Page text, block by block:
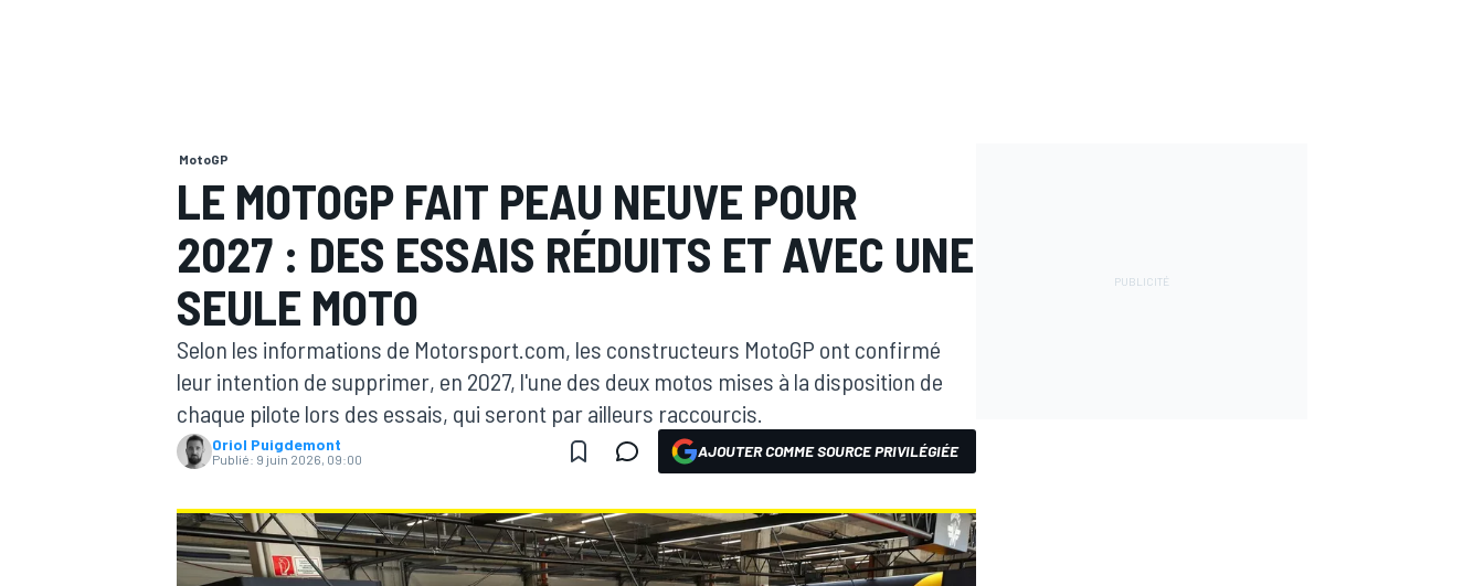
MOTOGP
WRC
MotoGP
LE MOTOGP FAIT PEAU NEUVE POUR
2027 : DES ESSAIS RÉDUITS ET AVEC UNE
SEULE MOTO
Selon les informations de Motorsport.com, les constructeurs MotoGP ont confirmé
leur intention de supprimer, en 2027, l'une des deux motos mises à la disposition de
chaque pilote lors des essais, qui seront par ailleurs raccourcis.
Oriol Puigdemont
Publié: 9 juin 2026, 09:00 AJOUTER COMME SOURCE PRIVILÉGIÉE